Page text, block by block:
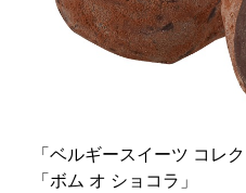
「ベルギースイーツ コレ
「ボム オ ショコラ」